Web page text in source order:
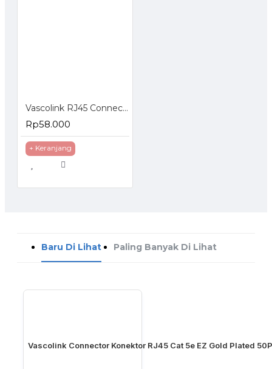
Vascolink RJ45 Connector FTP Cat 5e EZ Gold Plated 50pcs
Rp58.000
+ Keranjang
Baru Di Lihat Paling Banyak Di Lihat
Vascolink Connector Konektor RJ45 Cat 5e EZ Gold Plated